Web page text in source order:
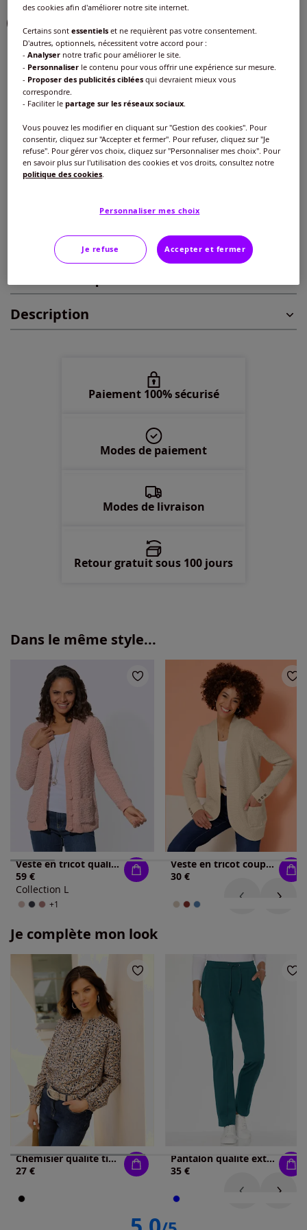
Choisir une couleur :
Taille :
Veuillez sélectionner une taille
40 -En stock
En stock
48 -En stock
Guide des tailles
35€
Description
Paiement 100% sécurisé
Modes de paiement
Modes de livraison
Retour gratuit sous 100 jours
Dans le même style...
Veste en tricot qualité tricotée douce
59 €
Collection L
+1
Veste en tricot coupe ouverte affinante
30 €
Je complète mon look
Chemisier qualité tissée
27 €
Pantalon qualité extensible
35 €
des cookies afin d'améliorer notre site internet.
Certains sontessentiels et ne requièrent pas votre consentement.
D'autres, optionnels, nécessitent votre accord pour :
-Analyser notre trafic pour améliorer le site.
- Personnaliser le contenu pour vous offrir une expérience sur mesure.
- Proposer des publicités ciblées qui devraient mieux vous
correspondre.
- Faciliter lepartage sur les réseaux sociaux.
Vous pouvez les modifier en cliquant sur "Gestion des cookies". Pour
consentir, cliquez sur "Accepter et fermer". Pour refuser, cliquez sur "Je
refuse". Pour gérer vos choix, cliquez sur "Personnaliser mes choix". Pour
en savoir plus sur l'utilisation des cookies et vos droits, consultez notre
politique des cookies.
Personnaliser mes choix
Je refuse Accepter et fermer